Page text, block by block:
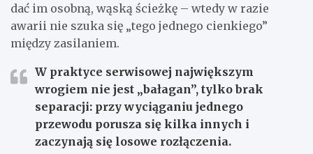
dać im osobną, wąską ścieżkę – wtedy w razie
awarii nie szuka się „tego jednego cienkiego”
między zasilaniem.
W praktyce serwisowej największym
wrogiem nie jest „bałagan”, tylko brak
separacji: przy wyciąganiu jednego
przewodu porusza się kilka innych i
zaczynają się losowe rozłączenia.